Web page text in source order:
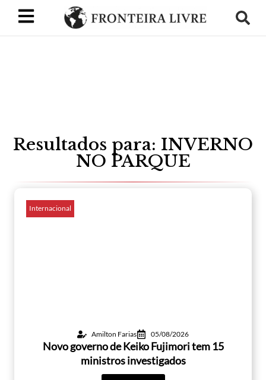
Resultados para: INVERNO
NO PARQUE
Internacional
Amilton Farias 05/08/2026
Novo governo de Keiko Fujimori tem 15
ministros investigados